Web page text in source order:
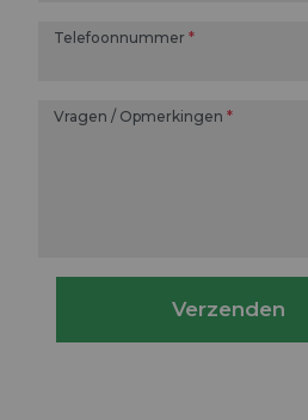
Telefoonnummer
Vragen / Opmerkingen
Verzenden